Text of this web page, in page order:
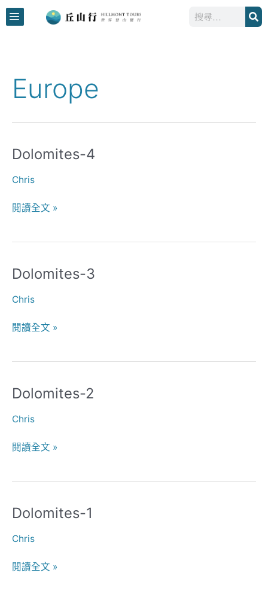
跳
至
搜
Europe
Dolomites-4
Chris
Dolomites-
閱讀全文 »
Dolomites-3
Chris
Dolomites-
閱讀全文 »
Dolomites-2
Chris
Dolomites-
閱讀全文 »
Dolomites-1
Chris
Dolomites-
閱讀全文 »